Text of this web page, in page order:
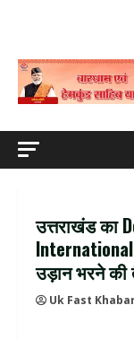
उत्तराखंड का
उड़ान भरने की
Uk Fast